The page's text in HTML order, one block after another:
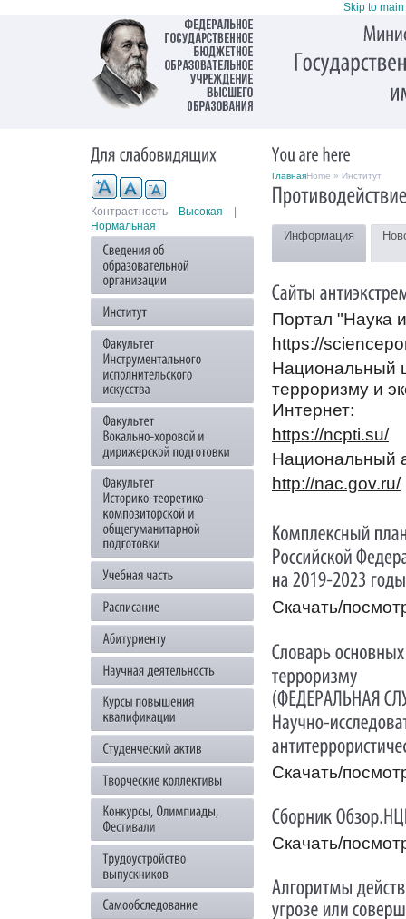
Skip to
Контрастность Высокая
Нормальная
ГлавнаяHome » Институт
Информация
Портал "Наука
https://
Национальный
терроризму и
Интернет:
https://ncpti.su/
Национальный
http://nac.gov.ru/
Скачать/
Скачать/
Скачать/